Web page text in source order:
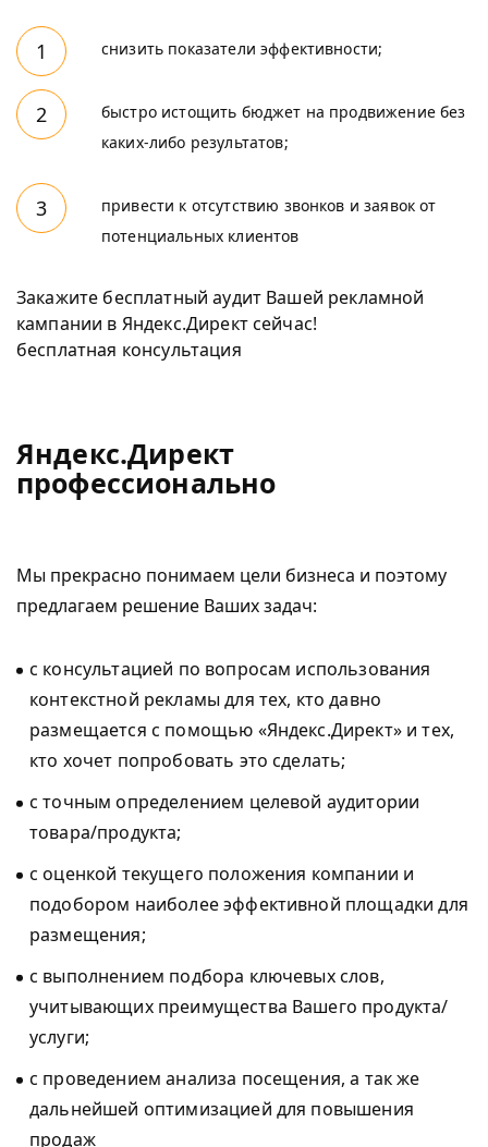
снизить показатели эффективности;
быстро истощить бюджет на продвижение без
каких-либо результатов;
привести к отсутствию звонков и заявок от
потенциальных клиентов
Закажите бесплатный аудит Вашей рекламной
кампании в Яндекс.Директ сейчас!
бесплатная консультация
Яндекс.Директ
профессионально
Мы прекрасно понимаем цели бизнеса и поэтому
предлагаем решение Ваших задач:
с консультацией по вопросам использования
контекстной рекламы для тех, кто давно
размещается с помощью «Яндекс.Директ» и тех,
кто хочет попробовать это сделать;
с точным определением целевой аудитории
товара/продукта;
с оценкой текущего положения компании и
подобором наиболее эффективной площадки для
размещения;
с выполнением подбора ключевых слов,
учитывающих преимущества Вашего продукта/
услуги;
с проведением анализа посещения, а так же
дальнейшей оптимизацией для повышения
продаж